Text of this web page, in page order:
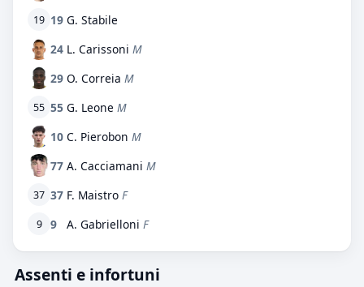
19 19 G. Stabile
24 L. Carissoni M
29 O. Correia M
55 55 G. Leone M
10 C. Pierobon M
77 A. Cacciamani M
37 37 F. Maistro F
9 9 A. Gabrielloni F
Assenti e infortuni